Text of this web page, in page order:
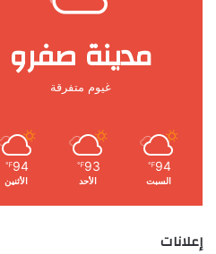
مدينة صفرو
غيوم متفرقة
94
℉
السبت
93
℉
الأحد
94
℉
الأثنين
إعلانات